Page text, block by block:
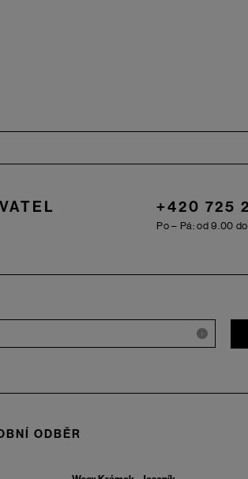
+420 725
Po – Pá: od 9.00
i
ODBĚR